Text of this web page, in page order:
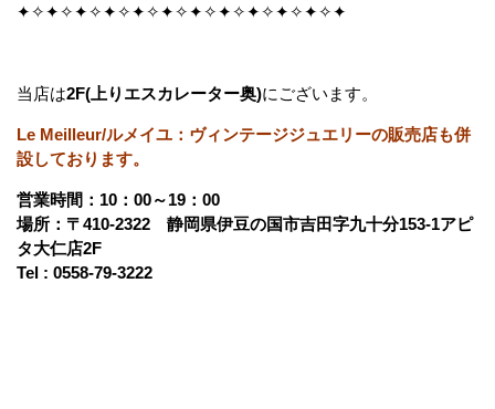
✦✧✦✧✦✧✦✧✦✧✦✧✦✧✦✧✦✧✦✧✦✧✦
当店は2F(上りエスカレーター奥)にございます。
Le Meilleur/ルメイユ：ヴィンテージジュエリーの販売店も併
設しております。
営業時間：10：00～19：00
場所：〒410-2322 静岡県伊豆の国市吉田字九十分153-1アピ
タ大仁店2F
Tel : 0558-79-3222